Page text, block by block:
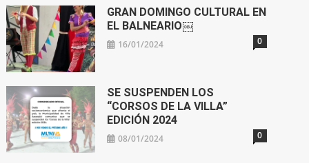
GRAN DOMINGO CULTURAL EN
EL BALNEARIO￼
16/01/2024 0
SE SUSPENDEN LOS
“CORSOS DE LA VILLA”
EDICIÓN 2024
08/01/2024 0